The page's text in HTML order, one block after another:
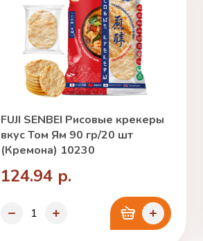
FUJI SENBEI Рисовые крекеры
вкус Том Ям 90 гр/20 шт
(Кремона) 10230
124.94 р.